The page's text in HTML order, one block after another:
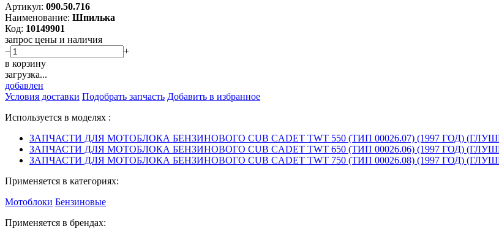
Артикул: 090.50.716
Наименование: Шпилька
Код: 10149901
запрос цены и наличия
−
+
в корзину
загрузка...
добавлен
Условия доставки Подобрать запчасть Добавить в избранное
Используется в моделях :
ЗАПЧАСТИ ДЛЯ МОТОБЛОКА БЕНЗИНОВОГО CUB CADET TWT 550 (ТИП 00026.07) (1997 ГОД)
ЗАПЧАСТИ ДЛЯ МОТОБЛОКА БЕНЗИНОВОГО CUB CADET TWT 650 (ТИП 00026.06) (1997 ГОД)
ЗАПЧАСТИ ДЛЯ МОТОБЛОКА БЕНЗИНОВОГО CUB CADET TWT 750 (ТИП 00026.08) (1997 ГОД)
Применяется в категориях:
Мотоблоки Бензиновые
Применяется в брендах: